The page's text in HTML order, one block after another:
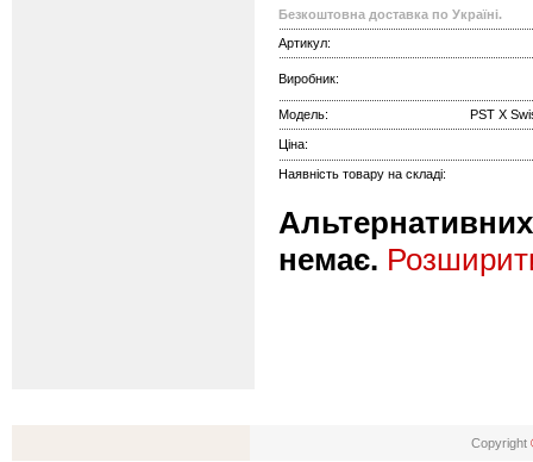
Безкоштовна доставка по Україні.
Артикул:
Виробник:
Модель: PST X
Ціна:
Наявність товару на складі:
Альтернативних
немає.
Copyright